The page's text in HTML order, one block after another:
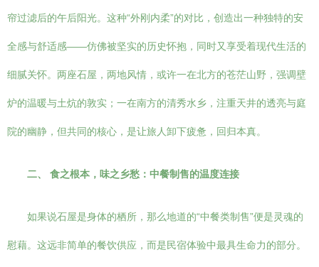
帘过滤后的午后阳光。这种“外刚内柔”的对比，创造出一种独特的安
全感与舒适感——仿佛被坚实的历史怀抱，同时又享受着现代生活的
细腻关怀。两座石屋，两地风情，或许一在北方的苍茫山野，强调壁
炉的温暖与土炕的敦实；一在南方的清秀水乡，注重天井的透亮与庭
院的幽静，但共同的核心，是让旅人卸下疲惫，回归本真。
二、 食之根本，味之乡愁：中餐制售的温度连接
如果说石屋是身体的栖所，那么地道的“中餐类制售”便是灵魂的
慰藉。这远非简单的餐饮供应，而是民宿体验中最具生命力的部分。